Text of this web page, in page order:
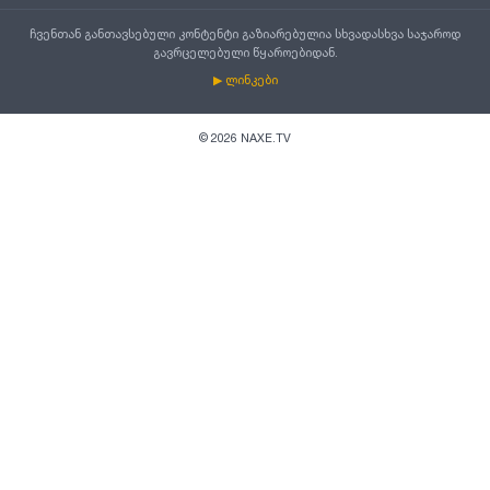
ჩვენთან განთავსებული კონტენტი გაზიარებულია სხვადასხვა საჯაროდ
გავრცელებული წყაროებიდან.
▶ ლინკები
© 2026 NAXE.TV